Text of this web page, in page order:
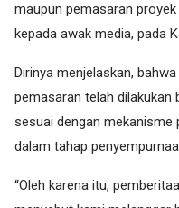
maupun pemasaran
kepada awak media, pada
Dirinya menjelaskan,
pemasaran telah dilakukan
sesuai dengan mekanisme
dalam tahap
“Oleh karena itu,